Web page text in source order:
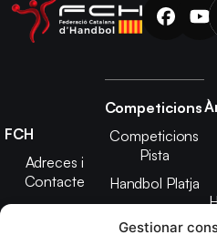
Gestionar
FCH
Adreces i
Contacte
Junta Directiva
Competicions
Competicions
Pista
Handbol Platja